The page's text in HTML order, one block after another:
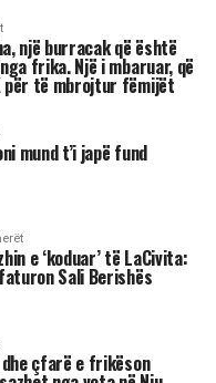
e
me
të
e jetesës,
në dritën e fitores
së Nju
sukseseve të tjera